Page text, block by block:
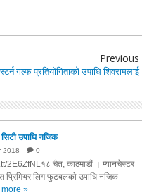
Previous
गल्फ प्रतियोगिताको उपाधि शिवरामलाई
उपाधि नजिक
2018 0
2E6ZfNL१८ चैत, काठमाडौं । म्यानचेस्टर
प्रिमियर लिग फुटबलको उपाधि नजिक
»